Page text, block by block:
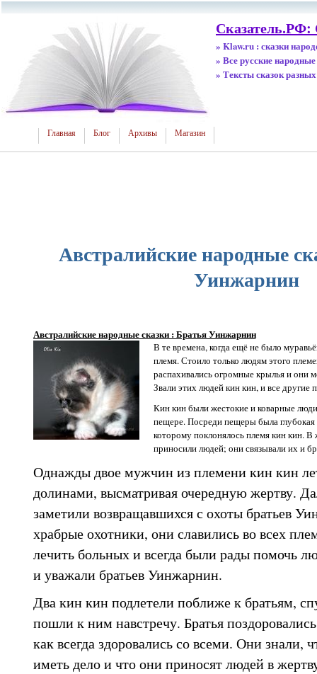
Сказатель.РФ:
» Klaw.ru : сказки
» Все русские народные
» Тексты сказок
Главная Блог Архивы Магазин
Австралийские народные
Уинжарнин
Австралийские народные сказки : Братья Уинжарнин
В те времена, когда ещё не было
племя. Стоило только людям этого
распахивались огромные крылья и они
Звали этих людей кин кин, и все другие
Кин кин были жестокие и коварные
пещере. Посреди пещеры была глубокая
которому поклонялось племя кин кин. В
приносили людей; они связывали их и
Однажды двое мужчин из племени кин кин
долинами, высматривая очередную жертву.
заметили возвращавшихся с охоты братьев
храбрые охотники, они славились во всех
лечить больных и всегда были рады помочь
и уважали братьев Уинжарнин.
Два кин кин подлетели поближе к братьям,
пошли к ним навстречу. Братья
как всегда здоровались со всеми. Они знали,
иметь дело и что они приносят людей в